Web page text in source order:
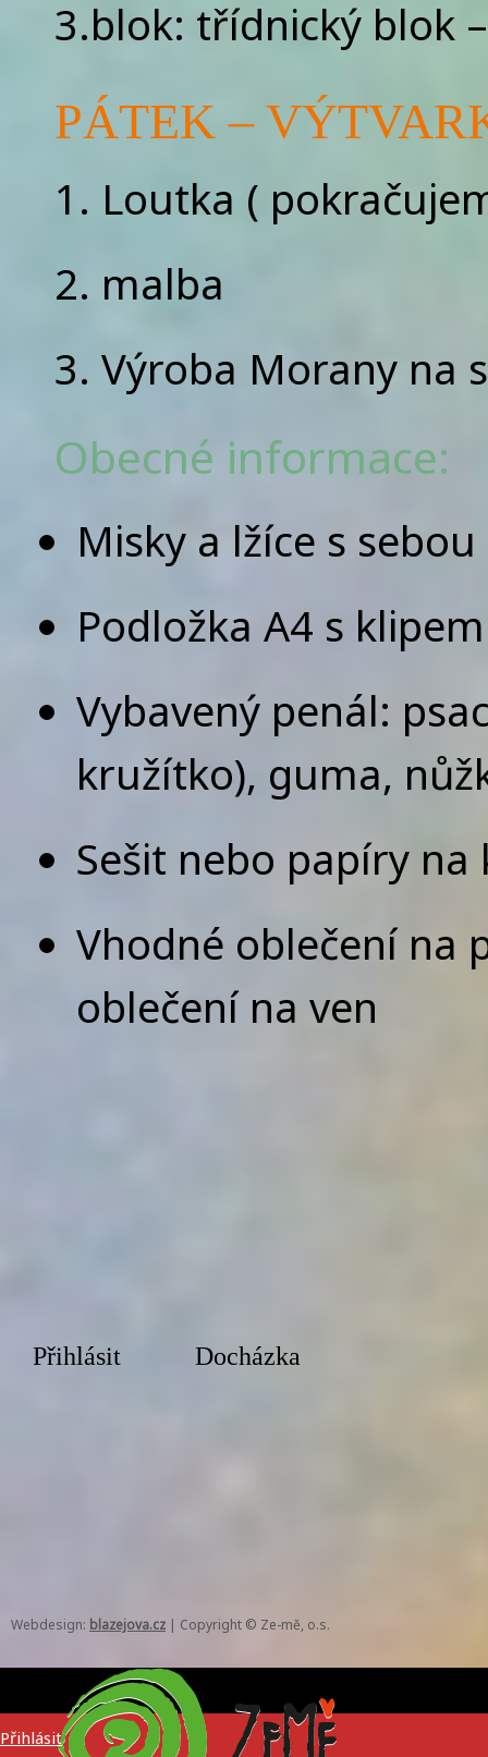
3.blok: třídnický blok
PÁTEK –
1. Loutka (
2. ⁠malba
3. ⁠Výroba Morany na
Obecné informace:
Misky a lžíce s sebou
Podložka A4 s
Vybavený penál:
kružítko), guma,
Sešit nebo papíry
Vhodné oblečení na
oblečení na ven
Přihlásit Docházka
Webdesign: blazejova.cz | Copyright © Ze-mě, o.s.
Přihlásit